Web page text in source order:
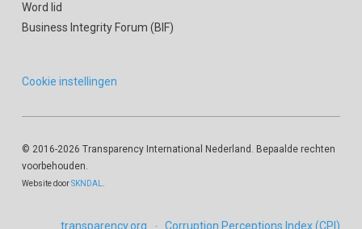
Word lid
Business Integrity Forum (BIF)
Cookie instellingen
© 2016-2026 Transparency International Nederland. Bepaalde rechten
voorbehouden.
Website doorSKNDAL.
transparency.org Corruption Perceptions Index (CPI)